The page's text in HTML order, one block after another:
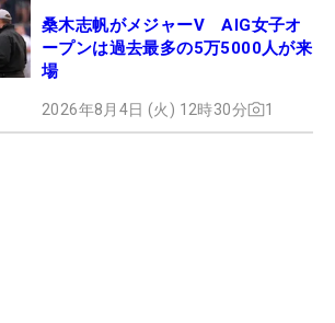
桑木志帆がメジャーV AIG女子オ
ープンは過去最多の5万5000人が来
場
2026年8月4日 (火) 12時30分 1